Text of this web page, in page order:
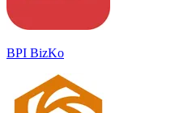
BPI BizKo